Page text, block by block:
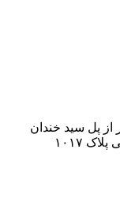
از پل سید خندان
۱۰۱۷